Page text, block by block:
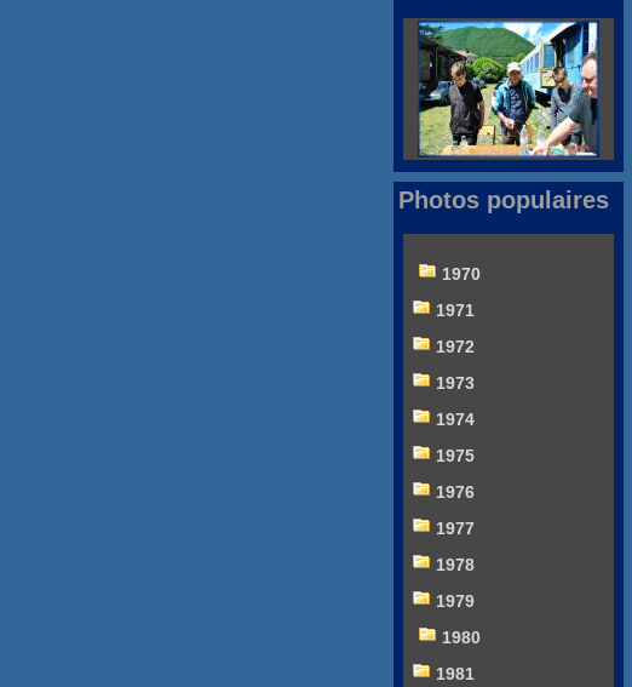
Photos populaires
1970
1971
1972
1973
1974
1975
1976
1977
1978
1979
1980
1981